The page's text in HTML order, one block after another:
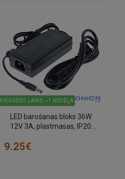
PIEGĀDES LAIKS ~1 NEDĒĻA
LED barošanas bloks 36W
12V 3A, plastmasas, IP20
9.25€